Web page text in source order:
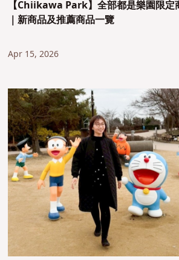
【Chiikawa Park】全部都是樂園限定
｜新商品及推薦商品一覽
Apr 15, 2026